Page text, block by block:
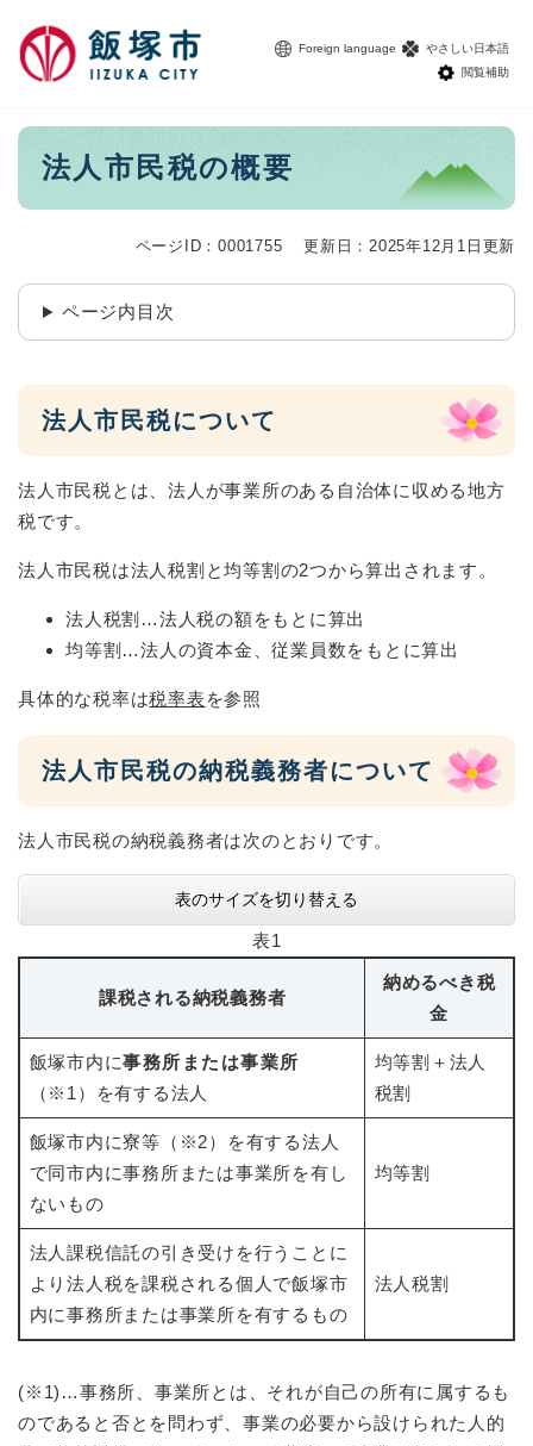
Foreign language
やさしい日本語
閲覧補助
本
法人市民税の概要
ページID：0001755 更新日：2025年12月1日更新
ページ内目次
法人市民税について
法人市民税とは、法人が事業所のある自治体に収める地方
税です。
法人市民税は法人税割と均等割の2つから算出されます。
法人税割…法人税の額をもとに算出
均等割…法人の資本金、従業員数をもとに算出
具体的な税率は税率表を参照
法人市民税の納税義務者について
法人市民税の納税義務者は次のとおりです。
表のサイズを切り替える
表1
課税される納税義務者
納めるべき税
金
飯塚市内に事務所または事業所
（※1）を有する法人
均等割＋法人
税割
飯塚市内に寮等（※2）を有する法人
で同市内に事務所または事業所を有し
ないもの
均等割
法人課税信託の引き受けを行うことに
より法人税を課税される個人で飯塚市
内に事務所または事業所を有するもの
法人税割
(※1)…事務所、事業所とは、それが自己の所有に属するも
のであると否とを問わず、事業の必要から設けられた人的